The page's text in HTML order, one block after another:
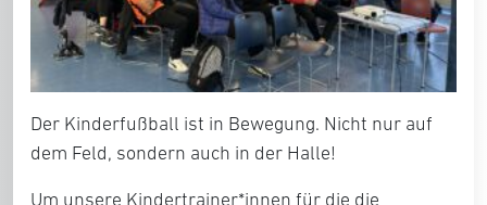
Der Kinderfußball ist in Bewegung. Nicht nur auf
dem Feld, sondern auch in der Halle!
Um unsere Kindertrainer*innen für die die